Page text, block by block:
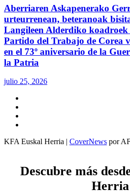
Aberriaren Askapenerako
urteurrenean, beteranoak
Langileen Alderdiko koadroek
Partido del Trabajo de Corea
en el 73º aniversario de la
la Patria
julio 25, 2026
KFA Euskal Herria | CoverNews por
Descubre más
Herria